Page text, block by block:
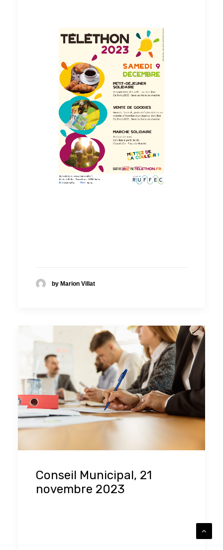
by Marion Villat
Conseil Municipal, 21
novembre 2023